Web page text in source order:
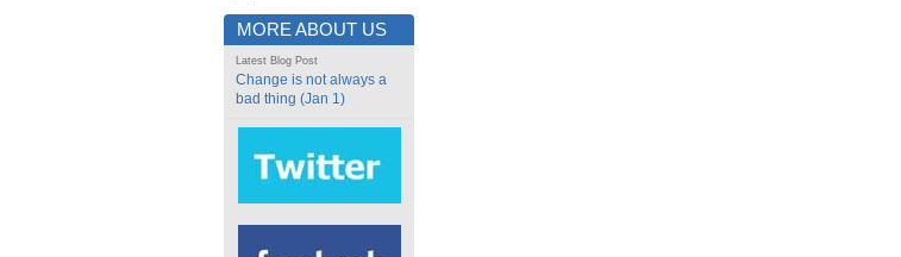
MORE ABOUT US
Latest Blog Post
Change is not always a
bad thing (Jan 1)